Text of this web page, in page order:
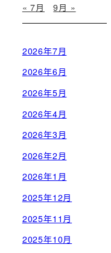
« 7月
9月 »
2026年7月
2026年6月
2026年5月
2026年4月
2026年3月
2026年2月
2026年1月
2025年12月
2025年11月
2025年10月